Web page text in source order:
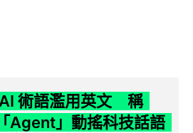
術語濫用英文 稱
Agent」動搖科技話語